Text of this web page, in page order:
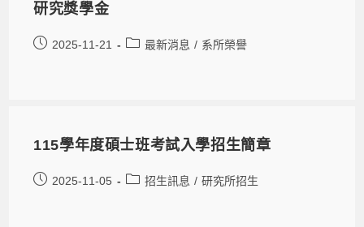
研究獎學金
2025-11-21 最新消息 / 系所榮譽
115學年度碩士班考試入學招生簡章
2025-11-05 招生訊息 / 研究所招生